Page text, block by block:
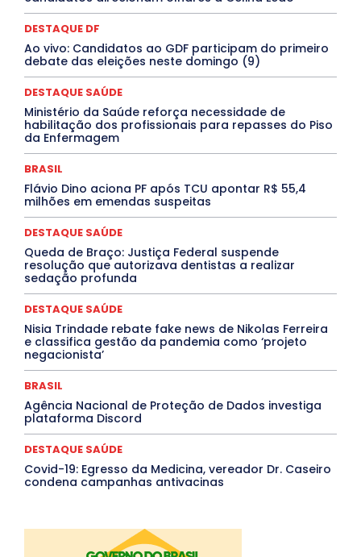
DESTAQUE BRASIL DESTAQUE DF
DESTAQUE SAÚDE
DESTAQUES OUTROS
ELEIÇÕES
EMPREGO E OPORTUNIDADES
ENTORNO
Especial
Espírito Santo ESPORTE
EVENTOS
EXPOSIÇÃO Featured
Febre Amarela
INTELIGÊNCIA ARTIFICIAL
INTERNACIONAL
Jogos Online
JUDICIÁRIO LITERATURA
Maranhão
Marburg
Mato Grosso
Mato Grosso do Sul
MEIO AMBIENTE
Minas Gerais MOBILIDADE
MPOX
MÚSICA
PROCESSO SELETIVO
PUBLIEDITORIAL
QUALIFICAÇÃO PROFISSIONAL
Santa Catarina
Saúde Agora
SEGURANÇA
Soltando o Verbo
TÁ FROID?
TEATRO TECNOLOGIA
Tocantins
DESTAQUE DF
Ao vivo: Candidatos ao GDF participam do primeiro
debate das eleições neste domingo (9)
DESTAQUE SAÚDE
Ministério da Saúde reforça necessidade de
habilitação dos profissionais para repasses do Piso
da Enfermagem
BRASIL
Flávio Dino aciona PF após TCU apontar R$ 55,4
milhões em emendas suspeitas
DESTAQUE SAÚDE
Queda de Braço: Justiça Federal suspende
resolução que autorizava dentistas a realizar
sedação profunda
DESTAQUE SAÚDE
Nisia Trindade rebate fake news de Nikolas Ferreira
e classifica gestão da pandemia como ‘projeto
negacionista’
BRASIL
Agência Nacional de Proteção de Dados investiga
plataforma Discord
DESTAQUE SAÚDE
Covid-19: Egresso da Medicina, vereador Dr. Caseiro
condena campanhas antivacinas